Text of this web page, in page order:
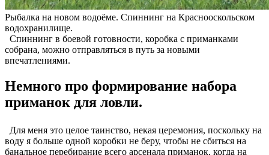
Рыбалка на новом водоёме. Спиннинг на Краснооскольском
водохранилище.
Спиннинг в боевой готовности, коробка с приманками
собрана, можно отправляться в путь за новыми
впечатлениями.
Немного про формирование набора
приманок для ловли.
Для меня это целое таинство, некая церемония, поскольку на
воду я больше одной коробки не беру, чтобы не сбиться на
банальное перебирание всего арсенала приманок, когда на